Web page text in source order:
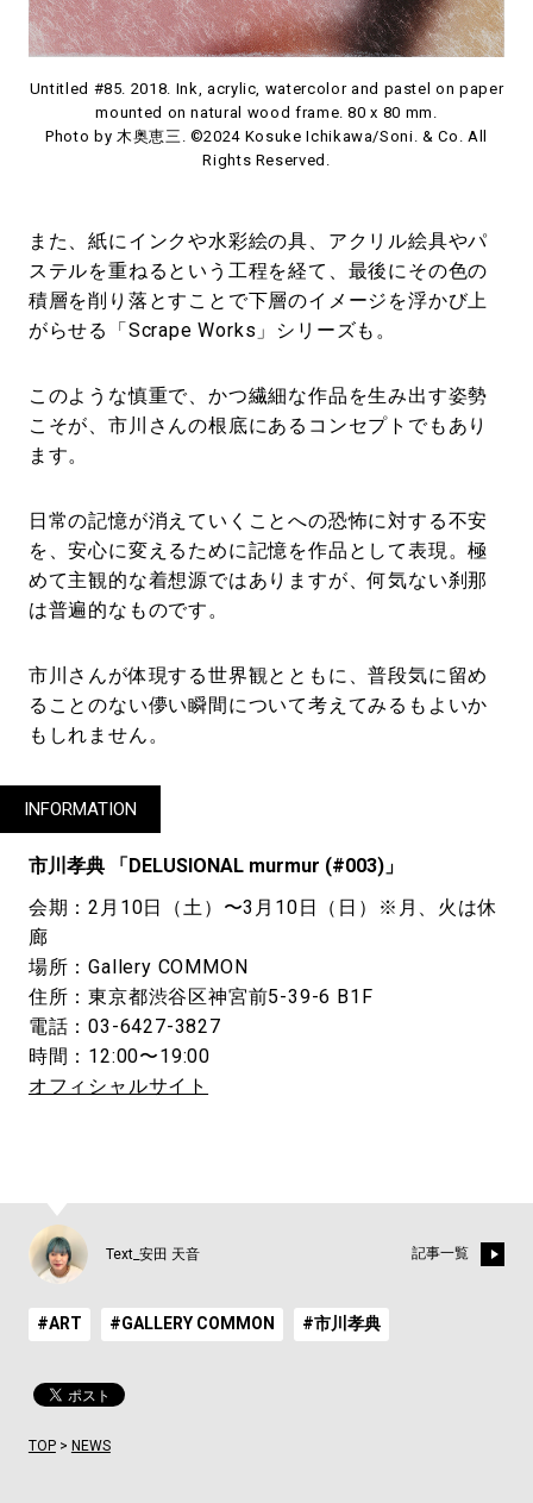
Untitled #85. 2018. Ink, acrylic, watercolor and pastel on paper
mounted on natural wood frame. 80 x 80 mm.
Photo by 木奥恵三. ©2024 Kosuke Ichikawa/Soni. & Co. All
Rights Reserved.
また、紙にインクや水彩絵の具、アクリル絵具やパ
ステルを重ねるという工程を経て、最後にその色の
積層を削り落とすことで下層のイメージを浮かび上
がらせる「Scrape Works」シリーズも。
このような慎重で、かつ繊細な作品を生み出す姿勢
こそが、市川さんの根底にあるコンセプトでもあり
ます。
日常の記憶が消えていくことへの恐怖に対する不安
を、安心に変えるために記憶を作品として表現。極
めて主観的な着想源ではありますが、何気ない刹那
は普遍的なものです。
市川さんが体現する世界観とともに、普段気に留め
ることのない儚い瞬間について考えてみるもよいか
もしれません。
INFORMATION
市川孝典 「DELUSIONAL murmur (#003)」
会期：2月10日（土）〜3月10日（日）※月、火は休
廊
場所：Gallery COMMON
住所：東京都渋谷区神宮前5-39-6 B1F
電話：03-6427-3827
時間：12:00〜19:00
オフィシャルサイト
Text_安田 天音 記事一覧
#ART #GALLERY COMMON #市川孝典
TOP> NEWS